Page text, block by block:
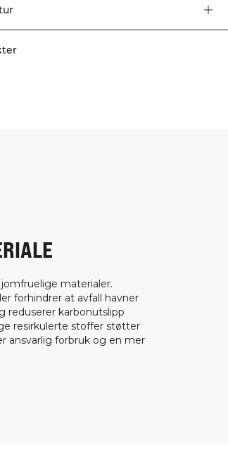
ytterligere. Hvis du vil ha en fastere passform, kan
men det kan gjøre dem mindre knebøysikre.
med høy midje. Disse supermyke leggingsene har
bak. Supermyk pique-strikk med vaffelstrikkede
materialer.
forhindrer at avfall havner
reduserer karbonutslipp
resirkulerte stoffer støtter
ansvarlig forbruk og en mer